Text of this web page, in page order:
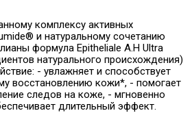
комплексу активных
и натуральному сочетанию
формула Epitheliale A.H Ultra
натурального происхождения)
- увлажняет и способствует
восстановлению кожи*, - помогает
следов на коже, - мгновенно
длительный эффект.